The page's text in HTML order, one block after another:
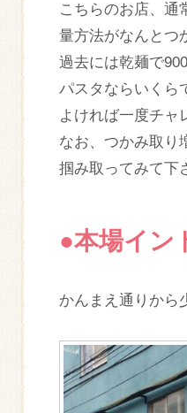
こちらのお店、通
量方法がなんとつ
過去には乾麺で
パスタならいくら
よければ一度チャ
なお、つかみ取り
掴み取ってみて下
●本場イ
かんまえ通りから